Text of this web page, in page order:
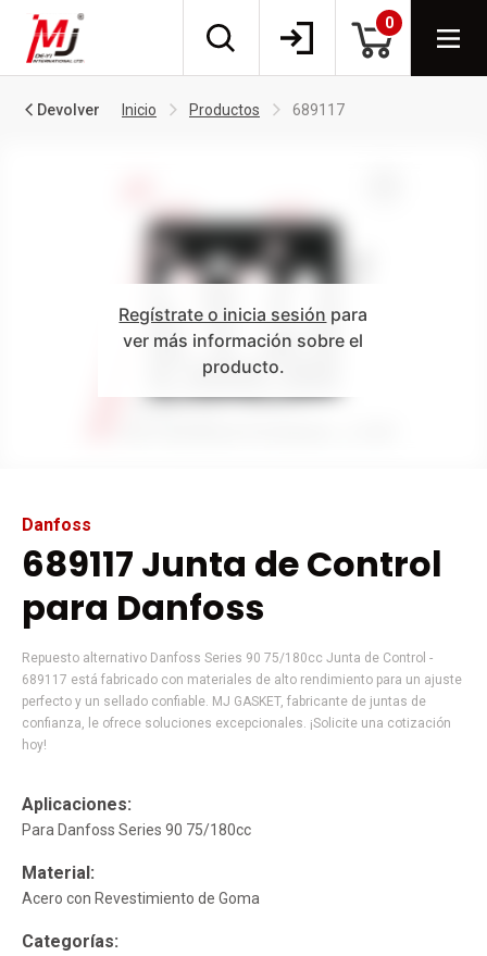
0
Devolver Inicio Productos 689117
Regístrate o inicia sesión para
ver más información sobre el
producto.
Danfoss
689117 Junta de Control
para Danfoss
Repuesto alternativo Danfoss Series 90 75/180cc Junta de Control -
689117 está fabricado con materiales de alto rendimiento para un ajuste
perfecto y un sellado confiable. MJ GASKET, fabricante de juntas de
confianza, le ofrece soluciones excepcionales. ¡Solicite una cotización
hoy!
Aplicaciones:
Para Danfoss Series 90 75/180cc
Material:
Acero con Revestimiento de Goma
Categorías: